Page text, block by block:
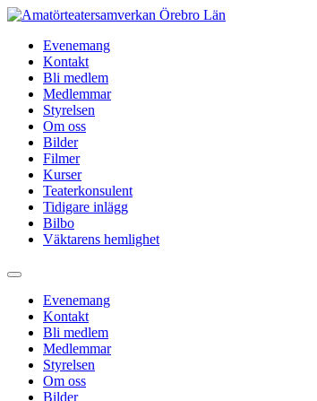
Evenemang
Kontakt
Bli medlem
Medlemmar
Styrelsen
Om oss
Bilder
Filmer
Kurser
Teaterkonsulent
Tidigare inlägg
Bilbo
Väktarens hemlighet
Evenemang
Kontakt
Bli medlem
Medlemmar
Styrelsen
Om oss
Bilder